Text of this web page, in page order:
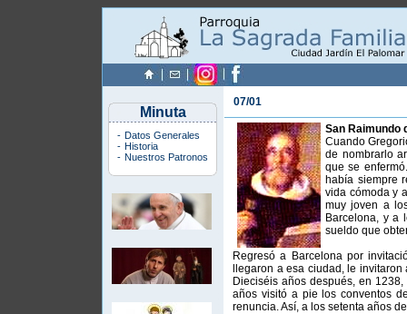
Minuta
- Datos Generales
- Historia
- Nuestros Patronos
07/01
San Raimundo
Cuando
de nombrarlo
que se
había siempre
vida cómoda y
muy joven a
Barcelona, y a
sueldo que
Regresó a Barcelona por
llegaron a esa ciudad, le
Dieciséis años después, en
años visitó a pie los conventos
renuncia. Así, a los setenta años